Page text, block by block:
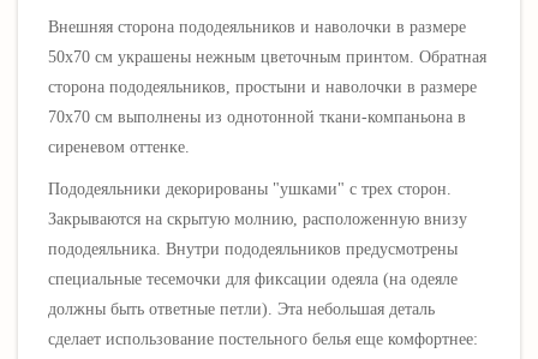
Внешняя сторона пододеяльников и наволочки в размере
50х70 см украшены нежным цветочным принтом. Обратная
сторона пододеяльников, простыни и наволочки в размере
70х70 см выполнены из однотонной ткани-компаньона в
сиреневом оттенке.
Пододеяльники декорированы "ушками" с трех сторон.
Закрываются на скрытую молнию, расположенную внизу
пододеяльника. Внутри пододеяльников предусмотрены
специальные тесемочки для фиксации одеяла (на одеяле
должны быть ответные петли). Эта небольшая деталь
сделает использование постельного белья еще комфортнее: